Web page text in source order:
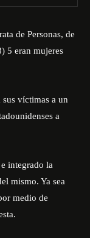
de Personas, de
5 eran mujeres
sus víctimas a un
a
integrado la
mismo. Ya sea
medio de